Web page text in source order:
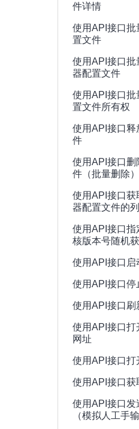
件详情
使用API接口批
置文件
使用API接口批
器配置文件
使用API接口批
置文件所有权
使用API接口释
件
使用API接口删
件（批量删除）
使用API接口获
器配置文件的
使用API接口指
核版本号随机
使用API接口启
使用API接口停
使用API接口刷
使用API接口打
网址
使用API接口打
使用API接口获
使用API接口发
（模拟人工手输